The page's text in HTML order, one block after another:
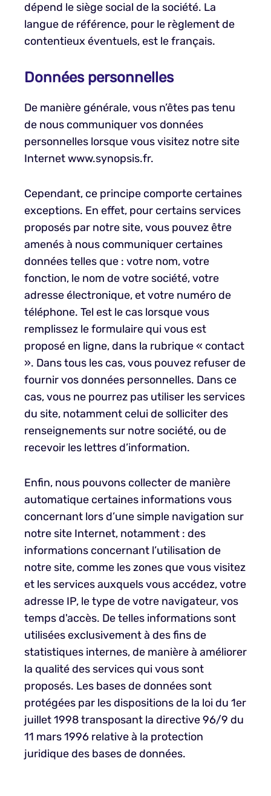
dépend le siège social de la société. La
langue de référence, pour le règlement de
contentieux éventuels, est le français.
Données personnelles
De manière générale, vous n’êtes pas tenu
de nous communiquer vos données
personnelles lorsque vous visitez notre site
Internet www.synopsis.fr.
Cependant, ce principe comporte certaines
exceptions. En effet, pour certains services
proposés par notre site, vous pouvez être
amenés à nous communiquer certaines
données telles que : votre nom, votre
fonction, le nom de votre société, votre
adresse électronique, et votre numéro de
téléphone. Tel est le cas lorsque vous
remplissez le formulaire qui vous est
proposé en ligne, dans la rubrique « contact
». Dans tous les cas, vous pouvez refuser de
fournir vos données personnelles. Dans ce
cas, vous ne pourrez pas utiliser les services
du site, notamment celui de solliciter des
renseignements sur notre société, ou de
recevoir les lettres d’information.
Enfin, nous pouvons collecter de manière
automatique certaines informations vous
concernant lors d’une simple navigation sur
notre site Internet, notamment : des
informations concernant l’utilisation de
notre site, comme les zones que vous visitez
et les services auxquels vous accédez, votre
adresse IP, le type de votre navigateur, vos
temps d'accès. De telles informations sont
utilisées exclusivement à des fins de
statistiques internes, de manière à améliorer
la qualité des services qui vous sont
proposés. Les bases de données sont
protégées par les dispositions de la loi du 1er
juillet 1998 transposant la directive 96/9 du
11 mars 1996 relative à la protection
juridique des bases de données.